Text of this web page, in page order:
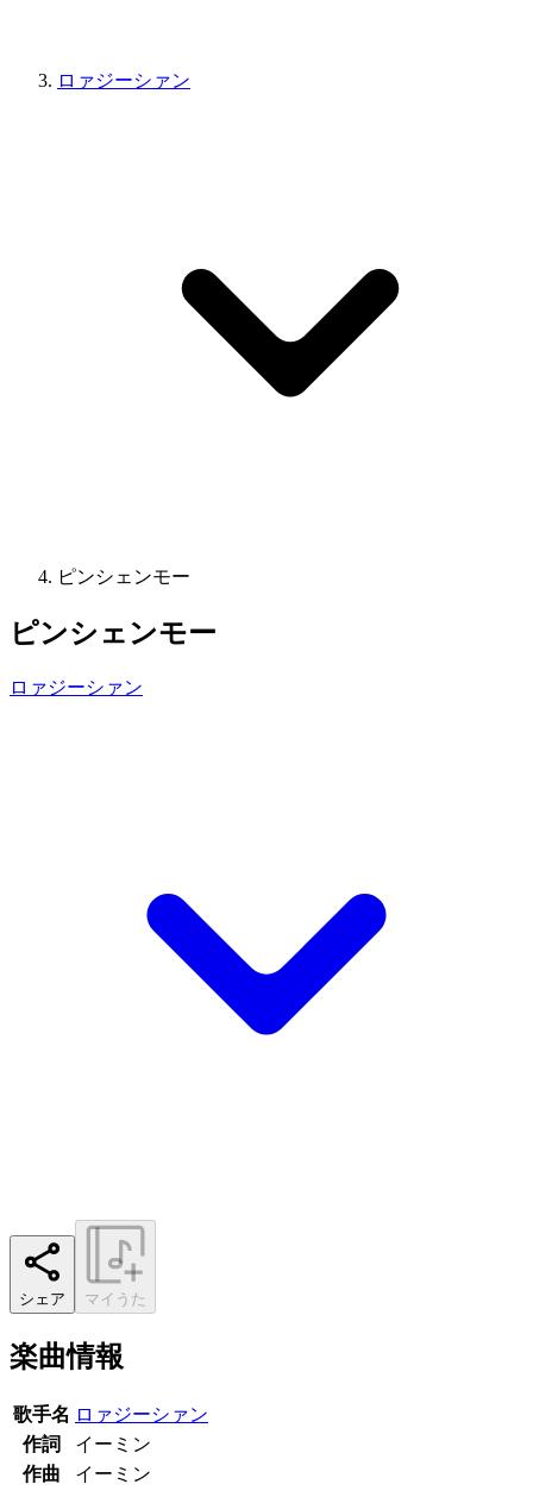
ロァジーシァン
ピンシェンモー
ピンシェンモー
ロァジーシァン
シェア マイうた
楽曲情報
歌手名 ロァジーシァン
作詞
イーミン
作曲
イーミン